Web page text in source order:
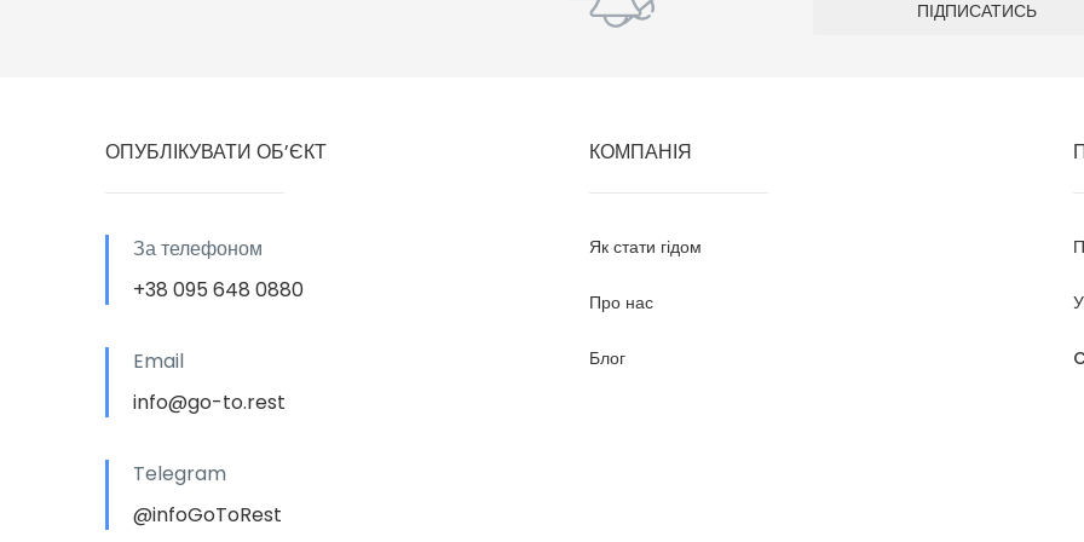
ОПУБЛІКУВАТИ ОБ’ЄКТ
За телефоном
+38 095 648 0880
Email
info@go-to.rest
Telegram
@infoGoToRest
КОМПАНІЯ
Як стати гідом
Про нас
Блог